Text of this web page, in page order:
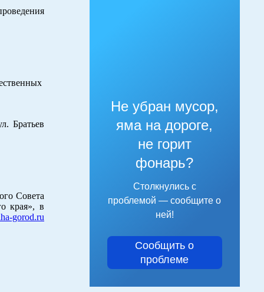
Совета
края», в
gorod.ru
Не убран мусор,
яма на дороге,
не горит
фонарь?
Столкнулись с
проблемой — сообщите о
ней!
Сообщить о
проблеме